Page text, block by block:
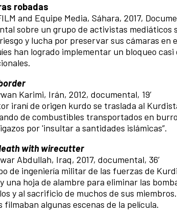
robadas
and Equipe Media, Sáhara, 2017,
sobre un grupo de activistas mediáticos
y lucha por preservar sus cámaras
han logrado implementar un bloqueo
Karimi, Irán, 2012, documental, 19’
iraní de origen kurdo se traslada al
de combustibles transportados en
por 'insultar a santidades islámicas”.
with wirecutter
Abdullah, Iraq, 2017, documental, 36’
de ingeniería militar de las fuerzas de
una hoja de alambre para eliminar las
y al sacrificio de muchos de sus
filmaban algunas escenas de la película.